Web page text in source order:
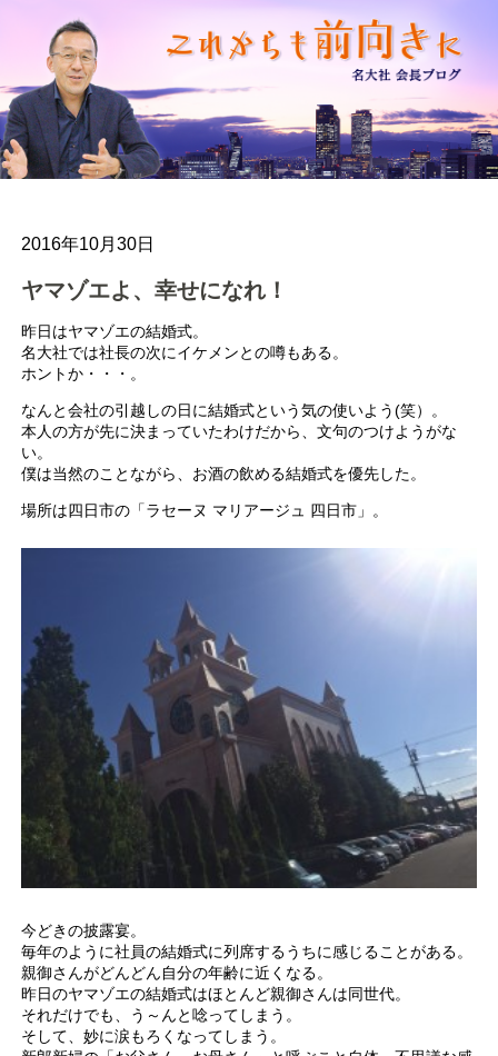
2016年10月30日
ヤマゾエよ、幸せになれ！
昨日はヤマゾエの結婚式。
名大社では社長の次にイケメンとの噂もある。
ホントか・・・。
なんと会社の引越しの日に結婚式という気の使いよう(笑）。
本人の方が先に決まっていたわけだから、文句のつけようがな
い。
僕は当然のことながら、お酒の飲める結婚式を優先した。
場所は四日市の「ラセーヌ マリアージュ 四日市」。
今どきの披露宴。
毎年のように社員の結婚式に列席するうちに感じることがある。
親御さんがどんどん自分の年齢に近くなる。
昨日のヤマゾエの結婚式はほとんど親御さんは同世代。
それだけでも、う～んと唸ってしまう。
そして、妙に涙もろくなってしまう。